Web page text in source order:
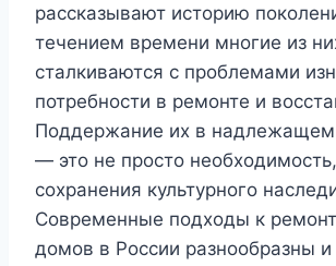
рассказывают историю
течением времени многие из
сталкиваются с проблемами
потребности в ремонте и
Поддержание их в надлежащем
— это не просто
сохранения культурного
Современные подходы к
домов в России разнообразны и